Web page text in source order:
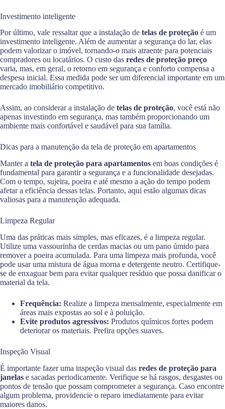
Investimento inteligente
Por último, vale ressaltar que a instalação de telas de proteção é um
investimento inteligente. Além de aumentar a segurança do lar, elas
podem valorizar o imóvel, tornando-o mais atraente para potenciais
compradores ou locatários. O custo das redes de proteção preço
varia, mas, em geral, o retorno em segurança e conforto compensa a
despesa inicial. Essa medida pode ser um diferencial importante em um
mercado imobiliário competitivo.
Assim, ao considerar a instalação de telas de proteção, você está não
apenas investindo em segurança, mas também proporcionando um
ambiente mais confortável e saudável para sua família.
Dicas para a manutenção da tela de proteção em apartamentos
Manter a tela de proteção para apartamentos em boas condições é
fundamental para garantir a segurança e a funcionalidade desejadas.
Com o tempo, sujeira, poeira e até mesmo a ação do tempo podem
afetar a eficiência dessas telas. Portanto, aqui estão algumas dicas
valiosas para a manutenção adequada.
Limpeza Regular
Uma das práticas mais simples, mas eficazes, é a limpeza regular.
Utilize uma vassourinha de cerdas macias ou um pano úmido para
remover a poeira acumulada. Para uma limpeza mais profunda, você
pode usar uma mistura de água morna e detergente neutro. Certifique-
se de enxaguar bem para evitar qualquer resíduo que possa danificar o
material da tela.
Frequência: Realize a limpeza mensalmente, especialmente em
áreas mais expostas ao sol e à poluição.
Evite produtos agressivos: Produtos químicos fortes podem
deteriorar os materiais. Prefira opções suaves.
Inspeção Visual
É importante fazer uma inspeção visual das redes de proteção para
janelas e sacadas periodicamente. Verifique se há rasgos, desgastes ou
pontos de tensão que possam comprometer a segurança. Caso encontre
algum problema, providencie o reparo imediatamente para evitar
maiores danos.